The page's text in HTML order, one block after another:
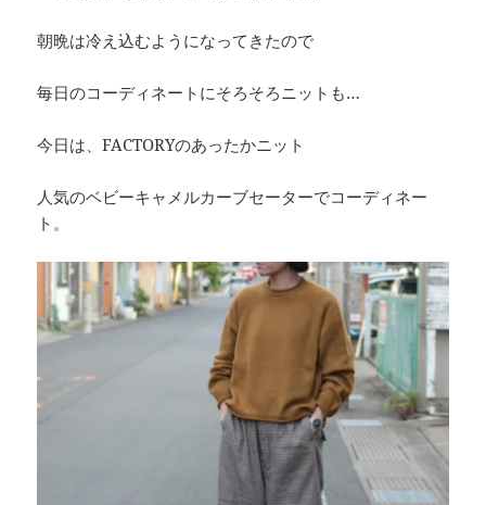
朝晩は冷え込むようになってきたので
毎日のコーディネートにそろそろニットも…
今日は、FACTORYのあったかニット
人気のベビーキャメルカーブセーターでコーディネー
ト。